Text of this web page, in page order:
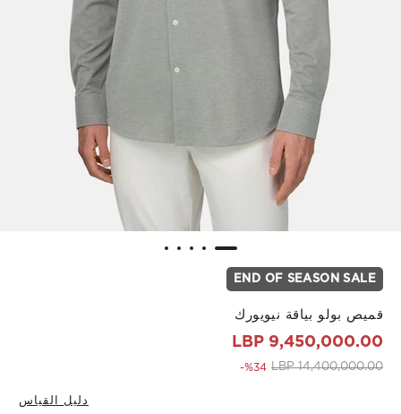
END OF SEASON SALE
قميص بولو بياقة نيويورك
9,450,000.00 LBP
Price reduced from
14,400,000.00 LBP
to 9,450,000.00 LBP
%34-
دليل القياس